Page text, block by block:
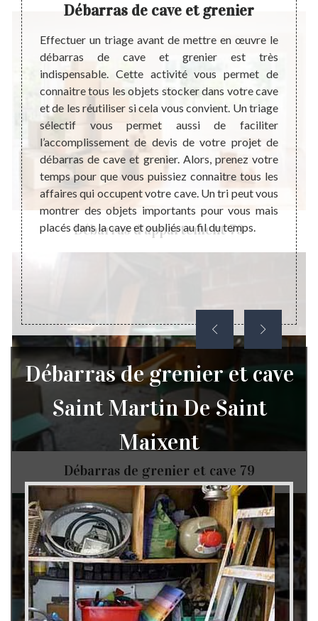
Débarras d'appartement 79
Débarras de grenier et cave 79
à
faire
à la
le
pour
cette
le
soit
Débarras de cave et grenier
Effectuer un triage avant de mettre en œuvre le
débarras de cave et grenier est très
indispensable. Cette activité vous permet de
connaitre tous les objets stocker dans votre cave
et de les réutiliser si cela vous convient. Un triage
sélectif vous permet aussi de faciliter
l’accomplissement de devis de votre projet de
débarras de cave et grenier. Alors, prenez votre
temps pour que vous puissiez connaitre tous les
affaires qui occupent votre cave. Un tri peut vous
montrer des objets importants pour vous mais
placés dans la cave et oubliés au fil du temps.
être
à
Débarras de grenier et cave
Saint Martin De Saint
Maixent